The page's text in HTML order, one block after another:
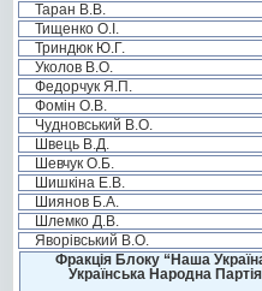
Таран В.В.
Тищенко О.І.
Триндюк Ю.Г.
Уколов В.О.
Федорчук Я.П.
Фомін О.В.
Чудновський В.О.
Швець В.Д.
Шевчук О.Б.
Шишкіна Е.В.
Шиянов Б.А.
Шлемко Д.В.
Яворівський В.О.
Фракція Блоку “Наша
Українська Народна